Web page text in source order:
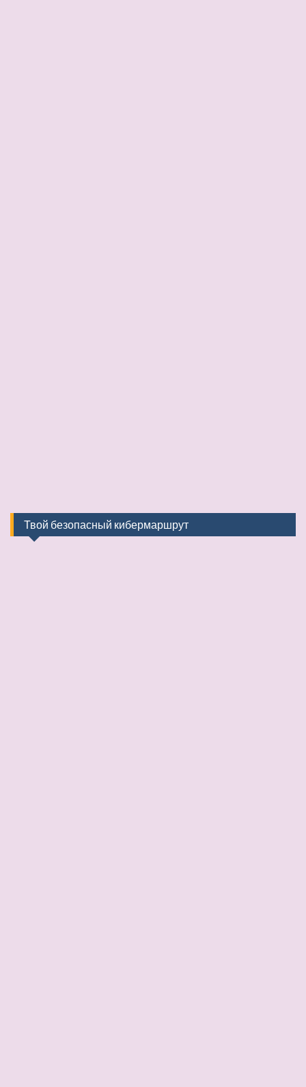
Твой безопасный кибермаршрут